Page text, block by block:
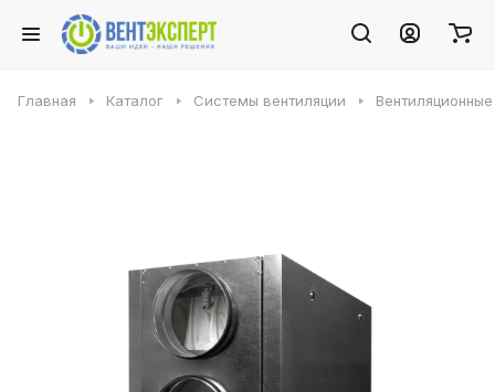
Главная Каталог Системы вентиляции